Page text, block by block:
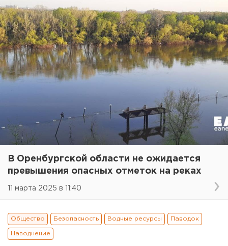
В Оренбургской области не ожидается
превышения опасных отметок на реках
11 марта 2025 в 11:40
Общество Безопасность Водные ресурсы Паводок
Наводнение